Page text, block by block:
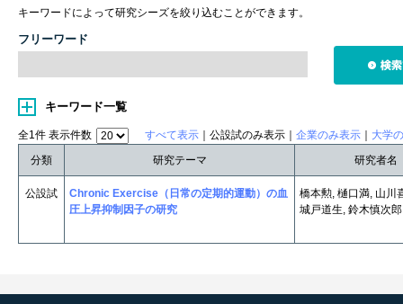
キーワードによって研究シーズを絞り込むことができます。
フリーワード
キーワード一覧
全1件 表示件数 すべて表示 ｜公設試のみ表示｜ 企業のみ表示
大学
分類
研究テーマ 研究者名
公設試
Chronic Exercise（日常の定期的運動）の血
圧上昇抑制因子の研究
橋本勲, 樋口満, 山川
城戸道生, 鈴木慎次郎